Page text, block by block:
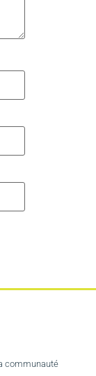
communauté